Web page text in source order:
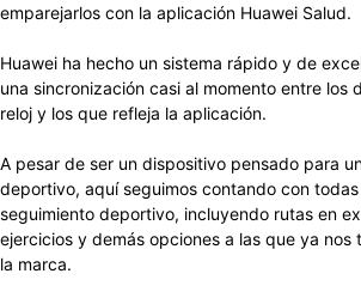
emparejarlos con la aplicación Huawei Salud.
Huawei ha hecho un sistema rápido y de
una sincronización casi al momento entre los
reloj y los que refleja la aplicación.
A pesar de ser un dispositivo pensado para
deportivo, aquí seguimos contando con
seguimiento deportivo, incluyendo rutas en
ejercicios y demás opciones a las que ya nos
la marca.